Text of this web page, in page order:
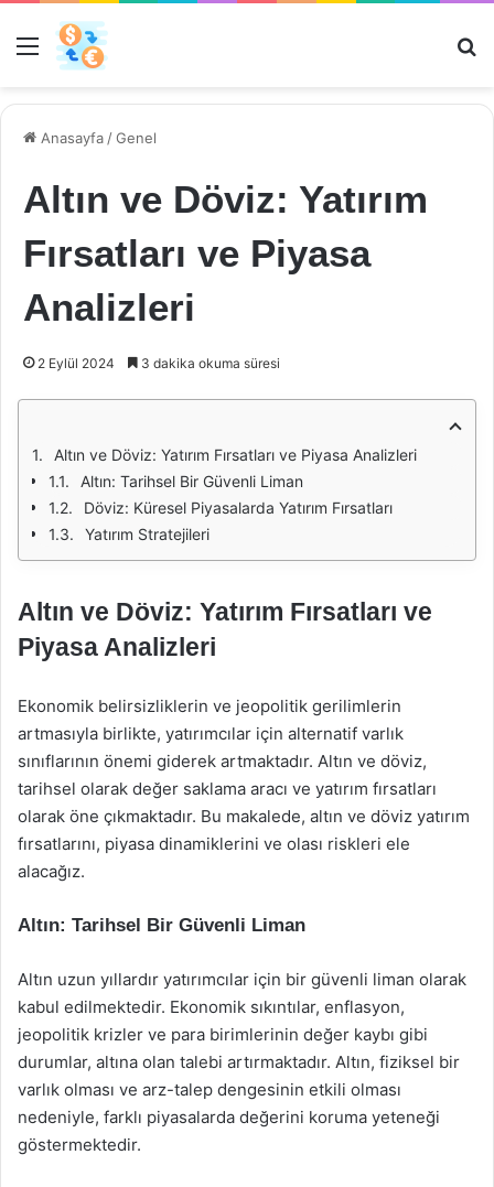
Menü
Anasayfa /Genel
Altın ve Döviz: Yatırım
Fırsatları ve Piyasa
Analizleri
2 Eylül 2024 3 dakika okuma süresi
Altın ve Döviz: Yatırım Fırsatları ve Piyasa Analizleri
Altın: Tarihsel Bir Güvenli Liman
Döviz: Küresel Piyasalarda Yatırım Fırsatları
Yatırım Stratejileri
Altın ve Döviz: Yatırım Fırsatları ve
Piyasa Analizleri
Ekonomik belirsizliklerin ve jeopolitik gerilimlerin
artmasıyla birlikte, yatırımcılar için alternatif varlık
sınıflarının önemi giderek artmaktadır. Altın ve döviz,
tarihsel olarak değer saklama aracı ve yatırım fırsatları
olarak öne çıkmaktadır. Bu makalede, altın ve döviz yatırım
fırsatlarını, piyasa dinamiklerini ve olası riskleri ele
alacağız.
Altın: Tarihsel Bir Güvenli Liman
Altın uzun yıllardır yatırımcılar için bir güvenli liman olarak
kabul edilmektedir. Ekonomik sıkıntılar, enflasyon,
jeopolitik krizler ve para birimlerinin değer kaybı gibi
durumlar, altına olan talebi artırmaktadır. Altın, fiziksel bir
varlık olması ve arz-talep dengesinin etkili olması
nedeniyle, farklı piyasalarda değerini koruma yeteneği
göstermektedir.